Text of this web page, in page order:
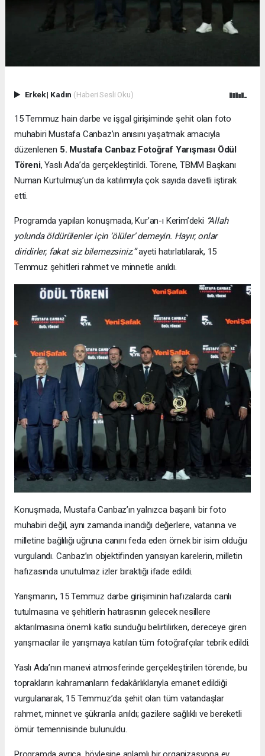
Erkek| Kadın (Haberi Sesli Oku)
15 Temmuz hain darbe ve işgal girişiminde şehit olan foto
muhabiri Mustafa Canbaz’ın anısını yaşatmak amacıyla
düzenlenen 5. Mustafa Canbaz Fotoğraf Yarışması Ödül
Töreni, Yaslı Ada’da gerçekleştirildi. Törene, TBMM Başkanı
Numan Kurtulmuş’un da katılımıyla çok sayıda davetli iştirak
etti.
Programda yapılan konuşmada, Kur’an-ı Kerim’deki “Allah
yolunda öldürülenler için ‘ölüler’ demeyin. Hayır, onlar
diridirler, fakat siz bilemezsiniz.”ayeti hatırlatılarak, 15
Temmuz şehitleri rahmet ve minnetle anıldı.
Konuşmada, Mustafa Canbaz’ın yalnızca başarılı bir foto
muhabiri değil, aynı zamanda inandığı değerlere, vatanına ve
milletine bağlılığı uğruna canını feda eden örnek bir isim olduğu
vurgulandı. Canbaz’ın objektifinden yansıyan karelerin, milletin
hafızasında unutulmaz izler bıraktığı ifade edildi.
Yarışmanın, 15 Temmuz darbe girişiminin hafızalarda canlı
tutulmasına ve şehitlerin hatırasının gelecek nesillere
aktarılmasına önemli katkı sunduğu belirtilirken, dereceye giren
yarışmacılar ile yarışmaya katılan tüm fotoğrafçılar tebrik edildi.
Yaslı Ada’nın manevi atmosferinde gerçekleştirilen törende, bu
toprakların kahramanların fedakârlıklarıyla emanet edildiği
vurgulanarak, 15 Temmuz’da şehit olan tüm vatandaşlar
rahmet, minnet ve şükranla anıldı; gazilere sağlıklı ve bereketli
ömür temennisinde bulunuldu.